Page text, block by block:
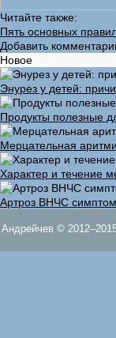
Читайте также:
Пять основных
Добавить
Новое
Энурез у детей:
Продукты полезные
Мерцательная
Характер и течение
Артроз ВНЧС
Андрейчев ©